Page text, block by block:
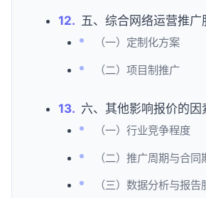
五、综合网络运营推广
（一）定制化方案
（二）项目制推广
六、其他影响报价的因
（一）行业竞争程度
（二）推广周期与合同
（三）数据分析与报告